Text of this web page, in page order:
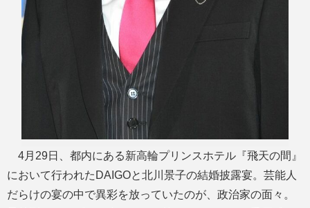
4月29日、都内にある新高輪プリンスホテル『飛天の間』
において行われたDAIGOと北川景子の結婚披露宴。芸能人
だらけの宴の中で異彩を放っていたのが、政治家の面々。